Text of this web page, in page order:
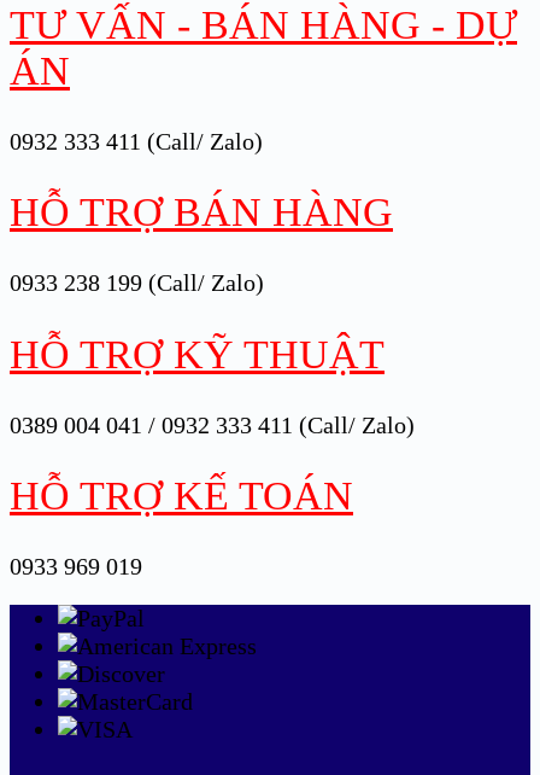
TƯ VẤN - BÁN HÀNG - DỰ
ÁN
0932 333 411 (Call/ Zalo)
HỖ TRỢ BÁN HÀNG
0933 238 199 (Call/ Zalo)
HỖ TRỢ KỸ THUẬT
0389 004 041 / 0932 333 411 (Call/ Zalo)
HỖ TRỢ KẾ TOÁN
0933 969 019